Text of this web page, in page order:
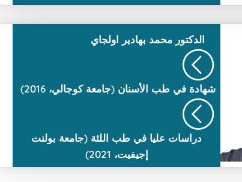
الدكتور محمد بهادير اولجاي
شهادة في طب الأسنان (جامعة كوجالي، 2016)
دراسات عليا في طب اللثة (جامعة بولنت
إجيفيت، 2021)